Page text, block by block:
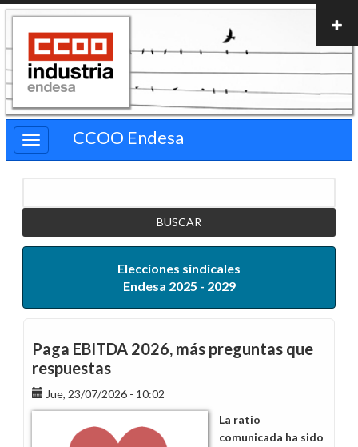
Pasar
contenido
principal
CCOO Endesa
Elecciones sindicales
Endesa 2025 - 2029
Paga EBITDA 2026, más preguntas que
respuestas
Jue, 23/07/2026 - 10:02
La ratio
comunicada ha sido